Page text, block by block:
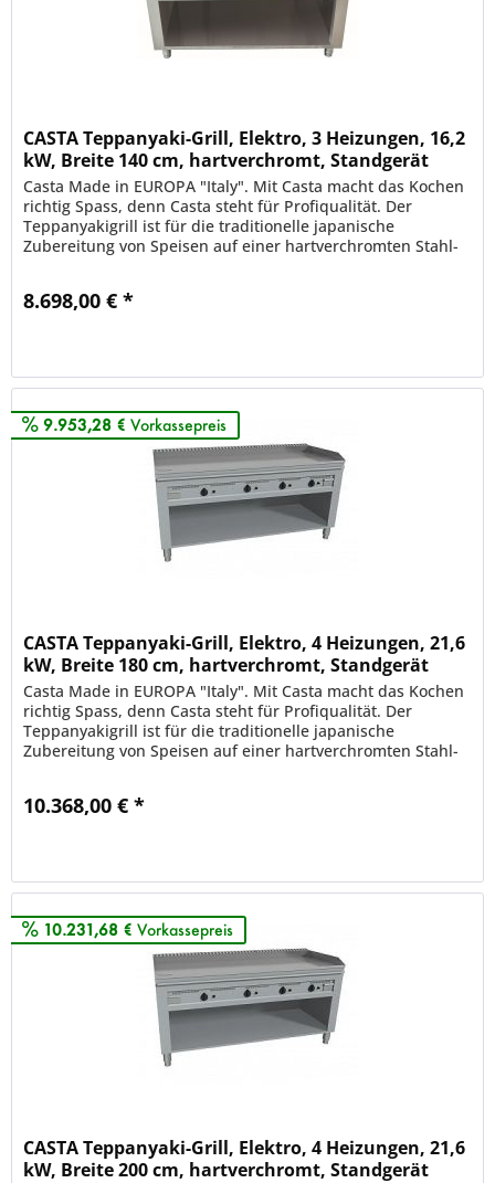
CASTA Teppanyaki-Grill, Elektro, 3 Heizungen, 16,2
kW, Breite 140 cm, hartverchromt, Standgerät
Casta Made in EUROPA "Italy". Mit Casta macht das Kochen
richtig Spass, denn Casta steht für Profiqualität. Der
Teppanyakigrill ist für die traditionelle japanische
Zubereitung von Speisen auf einer hartverchromten Stahl-
8.698,00 € *
9.953,28 € Vorkassepreis
CASTA Teppanyaki-Grill, Elektro, 4 Heizungen, 21,6
kW, Breite 180 cm, hartverchromt, Standgerät
Casta Made in EUROPA "Italy". Mit Casta macht das Kochen
richtig Spass, denn Casta steht für Profiqualität. Der
Teppanyakigrill ist für die traditionelle japanische
Zubereitung von Speisen auf einer hartverchromten Stahl-
10.368,00 € *
10.231,68 € Vorkassepreis
CASTA Teppanyaki-Grill, Elektro, 4 Heizungen, 21,6
kW, Breite 200 cm, hartverchromt, Standgerät